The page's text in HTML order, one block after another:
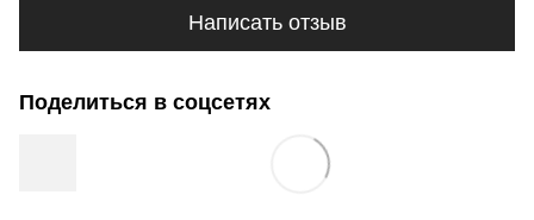
Написать отзыв
Поделиться в соцсетях